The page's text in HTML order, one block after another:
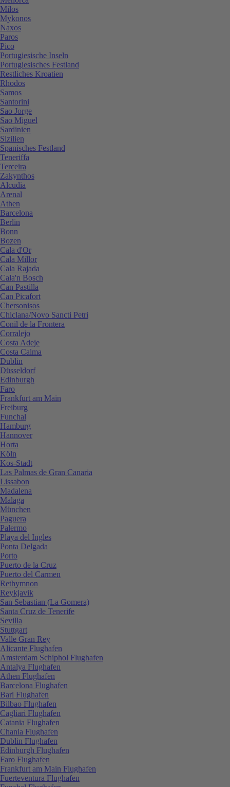
Milos
Mykonos
Naxos
Paros
Pico
Portugiesische Inseln
Portugiesisches Festland
Restliches Kroatien
Rhodos
Samos
Santorini
Sao Jorge
Sao Miguel
Sardinien
Sizilien
Spanisches Festland
Teneriffa
Terceira
Zakynthos
Alcudia
Arenal
Athen
Barcelona
Berlin
Bonn
Bozen
Cala d'Or
Cala Millor
Cala Rajada
Cala'n Bosch
Can Pastilla
Can Picafort
Chersonisos
Chiclana/Novo Sancti Petri
Conil de la Frontera
Corralejo
Costa Adeje
Costa Calma
Dublin
Düsseldorf
Edinburgh
Faro
Frankfurt am Main
Freiburg
Funchal
Hamburg
Hannover
Horta
Köln
Kos-Stadt
Las Palmas de Gran Canaria
Lissabon
Madalena
Malaga
München
Paguera
Palermo
Playa del Ingles
Ponta Delgada
Porto
Puerto de la Cruz
Puerto del Carmen
Rethymnon
Reykjavik
San Sebastian (La Gomera)
Santa Cruz de Tenerife
Sevilla
Stuttgart
Valle Gran Rey
Alicante Flughafen
Amsterdam Schiphol Flughafen
Antalya Flughafen
Athen Flughafen
Barcelona Flughafen
Bari Flughafen
Bilbao Flughafen
Cagliari Flughafen
Catania Flughafen
Chania Flughafen
Dublin Flughafen
Edinburgh Flughafen
Faro Flughafen
Frankfurt am Main Flughafen
Fuerteventura Flughafen